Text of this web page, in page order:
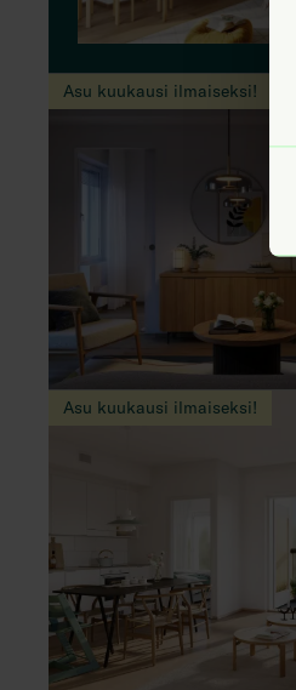
Asu kuukausi ilmaiseksi!
Asu kuukausi ilmaiseksi!